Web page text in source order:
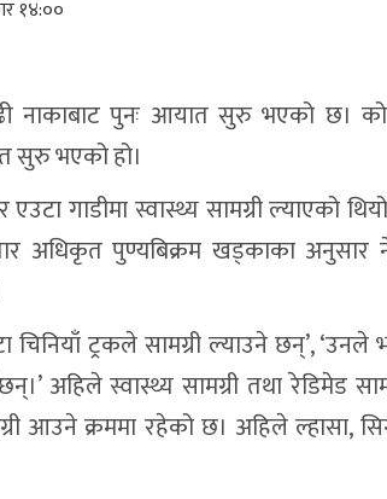
१४:००
नाकाबाट पुनः आयात सुरु भएको छ।
सुरु भएको हो।
एउटा गाडीमा स्वास्थ्य सामग्री ल्याएको
अधिकृत पुण्यबिक्रम खड्काका अनुसार
चिनियाँ ट्रकले सामग्री ल्याउने छन्’,
अहिले स्वास्थ्य सामग्री तथा रेडिमेड
आउने क्रममा रहेको छ। अहिले ल्हासा,